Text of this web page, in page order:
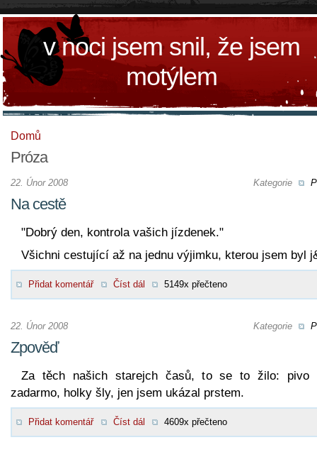
v noci jsem snil, že jsem
motýlem
Domů
Próza
Kategorie
22. Únor 2008
Na cestě
"Dobrý den, kontrola vašich jízdenek."
Všichni cestující až na jednu výjimku, kterou jsem byl
Přidat komentář Číst dál 5149x přečteno
Kategorie
22. Únor 2008
Zpověď
Za těch našich starejch časů, to se to žilo: pivo
zadarmo, holky šly, jen jsem ukázal prstem.
Přidat komentář Číst dál 4609x přečteno